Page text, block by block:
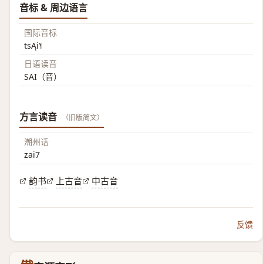
音标 & 周边语言
国际音标
tsĄi˥˧
日语读音
SAI（音）
方言读音 （旧版简文）
潮州话
zai7
韵书 上古音 中古音
反馈